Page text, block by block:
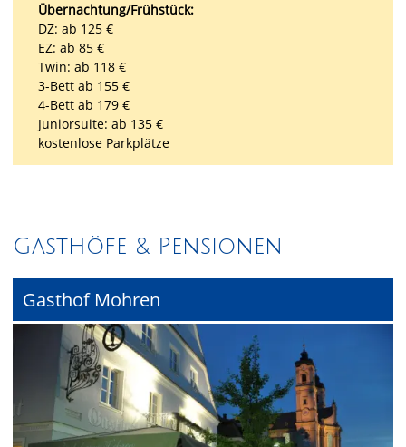
Übernachtung/Frühstück:
DZ: ab 125 €
EZ: ab 85 €
Twin: ab 118 €
3-Bett ab 155 €
4-Bett ab 179 €
Juniorsuite: ab 135 €
kostenlose Parkplätze
Gasthöfe & Pensionen
Gasthof Mohren